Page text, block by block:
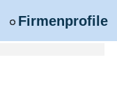
Firmenprofile